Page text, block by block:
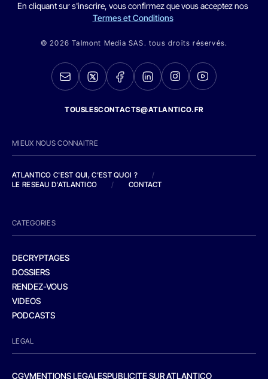
En cliquant sur s'inscrire, vous confirmez que vous acceptez nos
Termes et Conditions
© 2026 Talmont Media SAS. tous droits réservés.
TOUSLESCONTACTS@ATLANTICO.FR
MIEUX NOUS CONNAITRE
ATLANTICO C'EST QUI, C'EST QUOI ?
/
LE RESEAU D'ATLANTICO
/ CONTACT
CATEGORIES
DECRYPTAGES
DOSSIERS
RENDEZ-VOUS
VIDEOS
PODCASTS
LEGAL
CGVMENTIONS LEGALESPUBLICITE SUR ATLANTICO